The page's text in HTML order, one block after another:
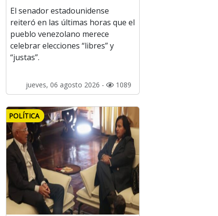
El senador estadounidense
reiteró en las últimas horas que el
pueblo venezolano merece
celebrar elecciones “libres” y
“justas”.
jueves, 06 agosto 2026 - 1089
POLÍTICA